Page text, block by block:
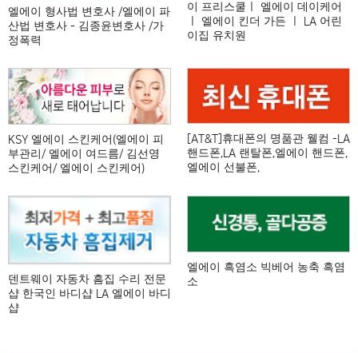
엘에이 형사법 변호사 /엘에이 파
산법 변호사 - 김종윤변호사 /가
정폭력
이 프리스쿨ㅣ 엘에이 데이케어
ㅣ 엘에이 킨더 가든 ㅣ LA 어린
이집 유치원
KSY 엘에이 스킨케어(엘에이 피
부관리/ 엘에이 여드름/ 김선영
스킨케어/ 엘에이 스킨케어)
[AT&T]휴대폰의 명품관 웰컴 -LA
핸드폰,LA 랜탈폰,엘에이 핸드폰,
엘에이 선불폰,
덴트웨이 자동차 흠집 수리 전문
샵 한국인 바디샵 LA 엘에이 바디
샵
엘에이 흑염소 빅베어 농축 흑염
소